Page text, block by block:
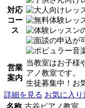
対応
コー
ス
営業
案内
当教室はお子様
アノ教室です。
生徒募集中！お
詳細を見る お気に入り
名称 古谷ピアノ教室